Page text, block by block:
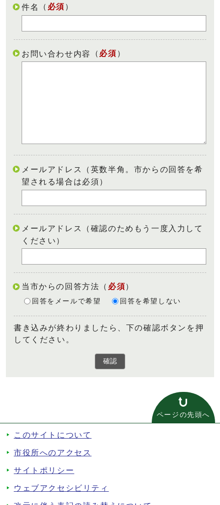
件名 （ 必須 ）
お問い合わせ内容 （ 必須 ）
メールアドレス（英数半角。市からの回答を希
望される場合は必須）
メールアドレス（確認のためもう一度入力して
ください）
当市からの回答方法 （ 必須）
回答をメールで希望 回答を希望しない
書き込みが終わりましたら、下の確認ボタンを押
してください。
確認
ページの先頭へ
このサイトについて
市役所へのアクセス
サイトポリシー
ウェブアクセシビリティ